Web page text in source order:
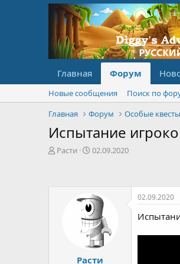
Главная Форум
Новые сообщения
Поиск по
Главная
Форум Особые
Испытание
А
Расти
Д
с
о
з
д
а
н
02.09.2020
Расти
02.09.2020